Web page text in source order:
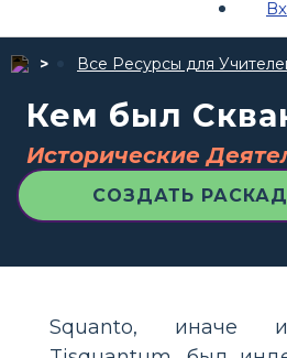
Все Ресурсы для
Кем был
Исторические
СОЗДАТЬ
Squanto, иначе